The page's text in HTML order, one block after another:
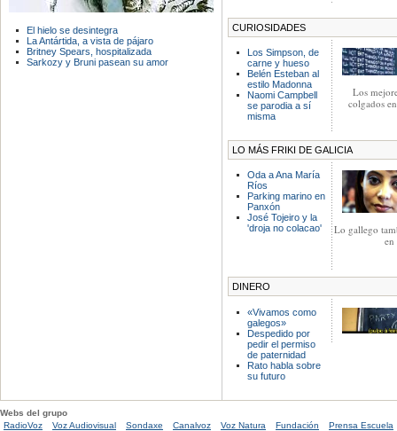
El hielo se desintegra
La Antártida, a vista de pájaro
Britney Spears, hospitalizada
Sarkozy y Bruni pasean su amor
CURIOSIDADES
Los
colgados
Los Simpson, de
carne y hueso
Belén Esteban al
estilo Madonna
Naomi Campbell
se parodia a sí
misma
LO MÁS FRIKI DE GALICIA
Lo gallego
en
Oda a Ana María
Ríos
Parking marino en
Panxón
José Tojeiro y la
'droja no colacao'
DINERO
«Vivamos como
galegos»
Despedido por
pedir el permiso
de paternidad
Rato habla sobre
su futuro
Webs del grupo
RadioVoz
Voz Audiovisual Sondaxe Canalvoz Voz Natura Fundación
Prensa Escuela